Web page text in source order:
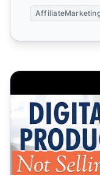
ARRÊTEZ de faire